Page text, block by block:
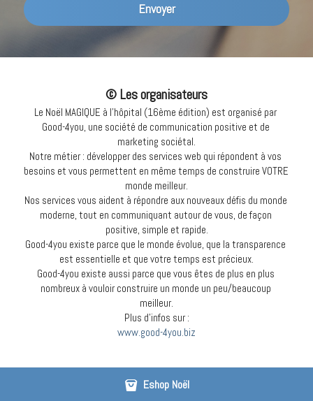
Envoyer
© Les organisateurs
Le Noël MAGIQUE à l'hôpital (16ème édition) est organisé par
Good-4you, une société de communication positive et de
marketing sociétal.
Notre métier : développer des services web qui répondent à vos
besoins et vous permettent en même temps de construire VOTRE
monde meilleur.
Nos services vous aident à répondre aux nouveaux défis du monde
moderne, tout en communiquant autour de vous, de façon
positive, simple et rapide.
Good-4you existe parce que le monde évolue, que la transparence
est essentielle et que votre temps est précieux.
Good-4you existe aussi parce que vous êtes de plus en plus
nombreux à vouloir construire un monde un peu/beaucoup
meilleur.
Plus d'infos sur :
www.good-4you.biz
Eshop Noël